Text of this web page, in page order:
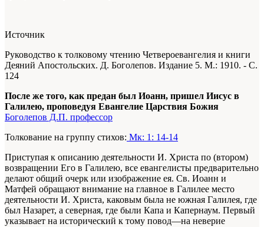
Источник
Руководство к толковому чтению Четвероевангелия и книги
Деяний Апостольских. Д. Боголепов. Издание 5. М.: 1910. - С.
124
После же того, как предан был Иоанн, пришел Иисус в
Галилею, проповедуя Евангелие Царствия Божия
Боголепов Д.П. профессор
Толкование на группу стихов: Мк: 1: 14-14
Приступая к описанию деятельности И. Христа по (втором)
возвращении Его в Галилею, все евангелисты предварительно
делают общий очерк или изображение ея. Св. Иоанн и
Матфей обращают внимание на главное в Галилее место
деятельности И. Христа, каковым была не южная Галилея, где
был Назарет, а северная, где были Капа и Капернаум. Первый
указывает на исторический к тому повод—на неверие